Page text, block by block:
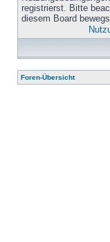
registrierst. Bitte
diesem Board
Foren-Übersicht